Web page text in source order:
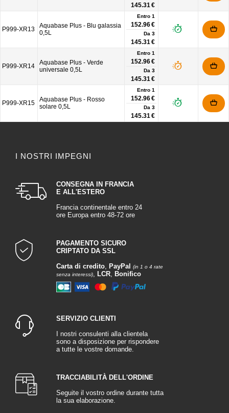
145.31 €
P999-XR13
Aquabase Plus - Blu galassia
0,5L
Entro 1
152.96 €
Da 3
145.31 €
P999-XR14
Aquabase Plus - Verde
universale 0,5L
Entro 1
152.96 €
Da 3
145.31 €
P999-XR15
Aquabase Plus - Rosso
solare 0,5L
Entro 1
152.96 €
Da 3
145.31 €
I NOSTRI IMPEGNI
CONSEGNA IN FRANCIA
E ALL'ESTERO
Francia continentale entro 24
ore Europa entro 48-72 ore
PAGAMENTO SICURO
CRIPTATO DA SSL
Carta di credito, PayPal
(in 1 o 4 rate
senza interessi), LCR, Bonifico
SERVIZIO CLIENTI
I nostri consulenti alla clientela
sono a disposizione per rispondere
a tutte le vostre domande.
TRACCIABILITÀ DELL'ORDINE
Seguite il vostro ordine durante tutta
la sua elaborazione.